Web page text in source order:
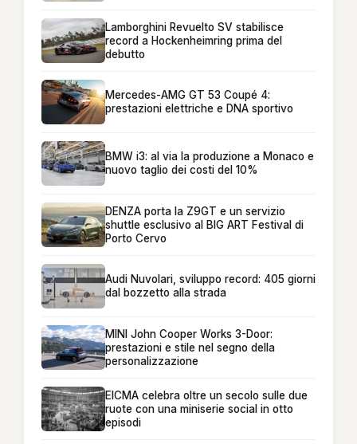
Lamborghini Revuelto SV stabilisce
record a Hockenheimring prima del
debutto
Mercedes-AMG GT 53 Coupé 4:
prestazioni elettriche e DNA sportivo
BMW i3: al via la produzione a Monaco e
nuovo taglio dei costi del 10%
DENZA porta la Z9GT e un servizio
shuttle esclusivo al BIG ART Festival di
Porto Cervo
Audi Nuvolari, sviluppo record: 405 giorni
dal bozzetto alla strada
MINI John Cooper Works 3-Door:
prestazioni e stile nel segno della
personalizzazione
EICMA celebra oltre un secolo sulle due
ruote con una miniserie social in otto
episodi